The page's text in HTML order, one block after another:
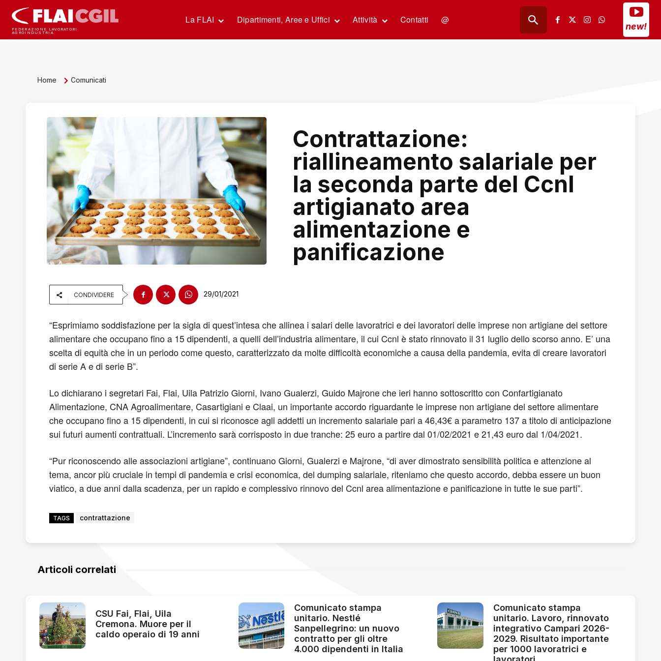
FEDERAZIONE LAVORATORI
AGROINDUSTRIA
La FLAI Dipartimenti, Aree e Uffici Attività Contatti @
new!
Home Comunicati
Contrattazione:
riallineamento salariale per
la seconda parte del Ccnl
artigianato area
alimentazione e
panificazione
CONDIVIDERE 29/01/2021
“Esprimiamo soddisfazione per la sigla di quest’intesa che allinea i salari delle lavoratrici e dei lavoratori delle imprese non artigiane del settore
alimentare che occupano fino a 15 dipendenti, a quelli dell’industria alimentare, il cui Ccnl è stato rinnovato il 31 luglio dello scorso anno. E’ una
scelta di equità che in un periodo come questo, caratterizzato da molte difficoltà economiche a causa della pandemia, evita di creare lavoratori
di serie A e di serie B”.
Lo dichiarano i segretari Fai, Flai, Uila Patrizio Giorni, Ivano Gualerzi, Guido Majrone che ieri hanno sottoscritto con Confartigianato
Alimentazione, CNA Agroalimentare, Casartigiani e Claai, un importante accordo riguardante le imprese non artigiane del settore alimentare
che occupano fino a 15 dipendenti, in cui si riconosce agli addetti un incremento salariale pari a 46,43€ a parametro 137 a titolo di anticipazione
sui futuri aumenti contrattuali. L’incremento sarà corrisposto in due tranche: 25 euro a partire dal 01/02/2021 e 21,43 euro dal 1/04/2021.
“Pur riconoscendo alle associazioni artigiane”, continuano Giorni, Gualerzi e Majrone, “di aver dimostrato sensibilità politica e attenzione al
tema, ancor più cruciale in tempi di pandemia e crisi economica, del dumping salariale, riteniamo che questo accordo, debba essere un buon
viatico, a due anni dalla scadenza, per un rapido e complessivo rinnovo del Ccnl area alimentazione e panificazione in tutte le sue parti”.
TAGS contrattazione
Articoli correlati
CSU Fai, Flai, Uila
Cremona. Muore per il
caldo operaio di 19 anni
Comunicato stampa
unitario. Nestlé
Sanpellegrino: un nuovo
contratto per gli oltre
4.000 dipendenti in Italia
Comunicato stampa
unitario. Lavoro, rinnovato
integrativo Campari 2026-
2029. Risultato importante
per 1000 lavoratrici e